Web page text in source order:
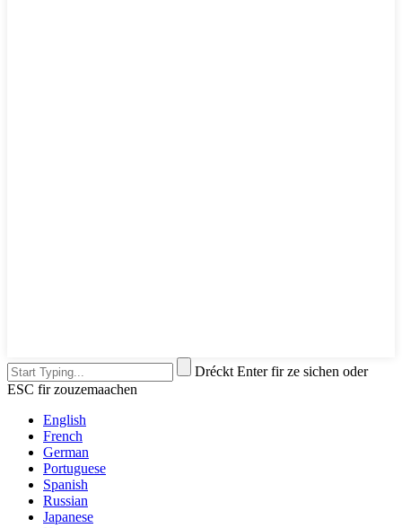
Dréckt Enter fir ze sichen oder
ESC fir zouzemaachen
English
French
German
Portuguese
Spanish
Russian
Japanese